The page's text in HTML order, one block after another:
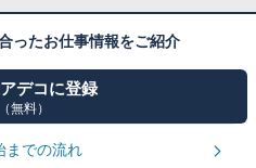
ったお仕事情報をご紹介
デコに登録
（無料）
までの流れ